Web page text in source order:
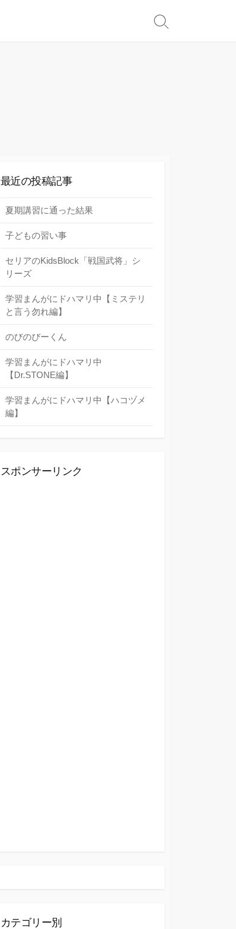
検
最近の投稿記事
夏期講習に通った結果
子どもの習い事
セリアのKidsBlock「戦国武将」シ
リーズ
学習まんがにドハマリ中【ミステリ
と言う勿れ編】
のびのびーくん
学習まんがにドハマリ中
【Dr.STONE編】
学習まんがにドハマリ中【ハコヅメ
編】
スポンサーリンク
カテゴリー別